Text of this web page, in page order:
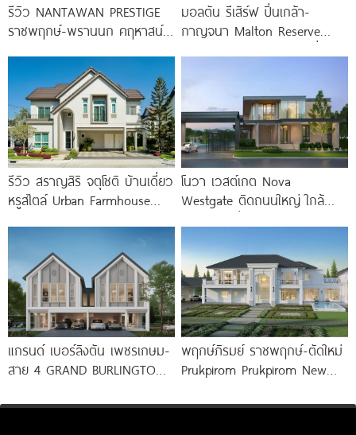
รีวิว NANTAWAN PRESTIGE
ราชพฤกษ์-พรานนก คฤหาสน์
มอลตัน รีเสิร์ฟ ปิ่นเกล้า-
กาญจนา Malton Reserve
รีวิว สราญสิริ จตุโชติ บ้านเดี่ยว
หรูสไตล์ Urban Farmhouse​
ทางด่วนจตุโชติ เริ่ม 8.59
โนวา เวสต์เกต Nova
Westgate ติดถนนใหญ่ ใกล้
แกรนด์ เบอร์ลิงตัน เพชรเกษม-
สาย 4 GRAND BURLINGTON
ดีไซน์ Modern
พฤกษ์ภิรมย์ ราชพฤกษ์-ตัดใหม่
Prukpirom Prukpirom New
หรู Neo